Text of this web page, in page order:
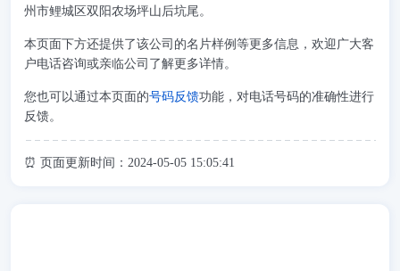
州市鲤城区双阳农场坪山后坑尾。
本页面下方还提供了该公司的名片样例等更多信息，欢迎广大客
户电话咨询或亲临公司了解更多详情。
您也可以通过本页面的号码反馈功能，对电话号码的准确性进行
反馈。
⏰ 页面更新时间：2024-05-05 15:05:41